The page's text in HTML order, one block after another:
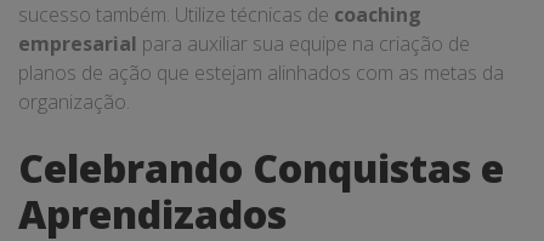
sucesso também. Utilize técnicas de coaching
empresarial para auxiliar sua equipe na criação de
planos de ação que estejam alinhados com as metas da
organização.
Celebrando Conquistas e
Aprendizados